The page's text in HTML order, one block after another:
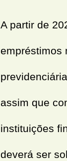
A partir de
empréstimos
assim que
instituições
deverá ser